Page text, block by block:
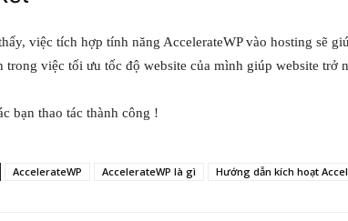
việc tích hợp tính năng AccelerateWP vào hosting sẽ
trong việc tối ưu tốc độ website của mình giúp website trở
bạn thao tác thành công !
AccelerateWP AccelerateWP là gì Hướng dẫn kích hoạt